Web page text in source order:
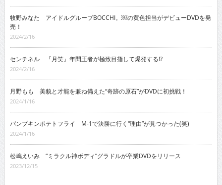
牧野みなた アイドルグループBOCCHI。￼の黄色担当がデビューDVDを発
売！
2024/2/16
センチネル 『月笑』年間王者が極致目指して爆発する!?
2024/2/16
月野もも 美貌と才能を兼ね備えた“奇跡の原石”がDVDに初挑戦！
2024/1/16
パンプキンポテトフライ M-1で決勝に行く“理由”が見つかった(笑)
2024/1/16
松嶋えいみ “ミラクル神ボディ”グラドルが卒業DVDをリリース
2023/12/15